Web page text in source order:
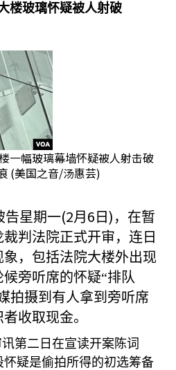
楼玻璃怀疑被人射破
一幅玻璃幕墙怀疑被人射击破
(美国之音/汤惠芸)
告星期一(2月 6 日 ) ，在暂
判法院正式开审，连日
，包括法院大楼外出现
旁听席的怀疑“排队
拍摄到有人拿到旁听席
收取现金。
讯第二日在宣读开案陈词
疑是偷拍所得的初选筹备